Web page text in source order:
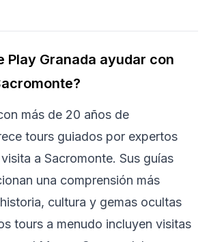
Play Granada ayudar con
más de 20 años de
tours guiados por expertos
a Sacromonte. Sus guías
una comprensión más
cultura y gemas ocultas
tours a menudo incluyen visitas